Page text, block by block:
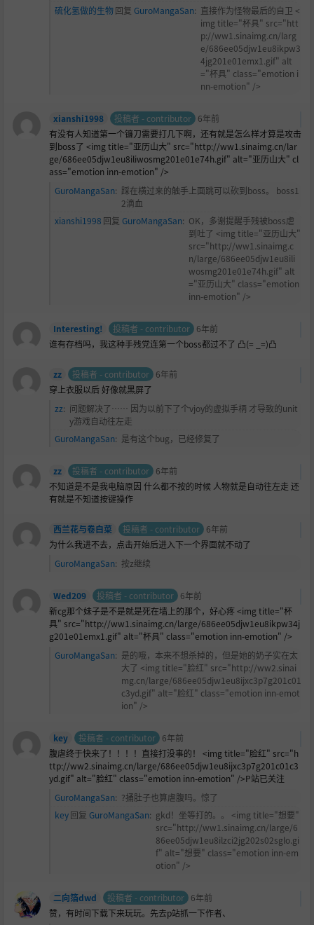
硫化氢做的生物回复 GuroMangaSan: 直接作为怪物最后的自卫 <
img title="杯具" src="htt
p://ww1.sinaimg.cn/larg
e/686ee05djw1eu8ikpw3
4jg201e01emx1.gif" alt
="杯具" class="emotion i
nn-emotion" />
xianshi1998 投稿者 - contributor 6年前
有没有人知道第一个镰刀需要打几下啊，还有就是怎么样才算是攻击
到boss了 <img title="亚历山大" src="http://ww1.sinaimg.cn/lar
ge/686ee05djw1eu8iliwosmg201e01e74h.gif" alt="亚历山大" cl
ass="emotion inn-emotion" />
GuroMangaSan: 踩在横过来的触手上面跳可以砍到boss。 boss1
2滴血
xianshi1998 回复 GuroMangaSan: OK，多谢提醒手残被boss虐
到吐了 <img title="亚历山大"
src="http://ww1.sinaimg.c
n/large/686ee05djw1eu8ili
wosmg201e01e74h.gif" alt
="亚历山大" class="emotion
inn-emotion" />
Interesting! 投稿者 - contributor 6年前
谁有存档吗，我这种手残党连第一个boss都过不了 凸(= _=)凸
zz 投稿者 - contributor 6年前
穿上衣服以后 好像就黑屏了
zz: 问题解决了…… 因为以前下了个vjoy的虚拟手柄 才导致的unit
y游戏自动往左走
GuroMangaSan: 是有这个bug，已经修复了
zz 投稿者 - contributor 6年前
不知道是不是我电脑原因 什么都不按的时候 人物就是自动往左走 还
有就是不知道按键操作
西兰花与卷白菜 投稿者 - contributor 6年前
为什么我进不去，点击开始后进入下一个界面就不动了
GuroMangaSan: 按z继续
Wed209 投稿者 - contributor 6年前
新cg那个妹子是不是就是死在墙上的那个，好心疼 <img title="杯
具" src="http://ww1.sinaimg.cn/large/686ee05djw1eu8ikpw34j
g201e01emx1.gif" alt="杯具" class="emotion inn-emotion" />
GuroMangaSan: 是的哦，本来不想杀掉的，但是她的奶子实在太
大了 <img title="脸红" src="http://ww2.sinai
mg.cn/large/686ee05djw1eu8ijxc3p7g201c01
c3yd.gif" alt="脸红" class="emotion inn-emot
ion" />
key 投稿者 - contributor 6年前
腹虐终于快来了！！！！直接打没事的！ <img title="脸红" src="h
ttp://ww2.sinaimg.cn/large/686ee05djw1eu8ijxc3p7g201c01c3
yd.gif" alt="脸红" class="emotion inn-emotion" />P站已关注
GuroMangaSan: ?捅肚子也算虐腹吗。惊了
key回复 GuroMangaSan: gkd！坐等打的。。 <img title="想要"
src="http://ww1.sinaimg.cn/large/6
86ee05djw1eu8ilzci2jg202s02sglo.gi
f" alt="想要" class="emotion inn-em
otion" />
二向箔dwd 投稿者 - contributor 6年前
赞，有时间下载下来玩玩。先去p站抓一下作者、